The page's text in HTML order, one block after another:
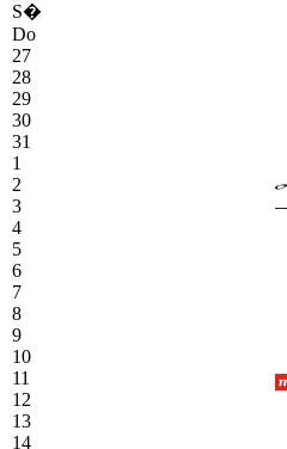
S�
Do
27
28
29
30
31
1
2
3
4
5
6
7
8
9
10
11
12
13
14